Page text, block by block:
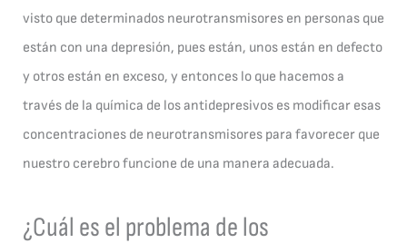
visto que determinados neurotransmisores en personas que
están con una depresión, pues están, unos están en defecto
y otros están en exceso, y entonces lo que hacemos a
través de la química de los antidepresivos es modificar esas
concentraciones de neurotransmisores para favorecer que
nuestro cerebro funcione de una manera adecuada.
¿Cuál es el problema de los